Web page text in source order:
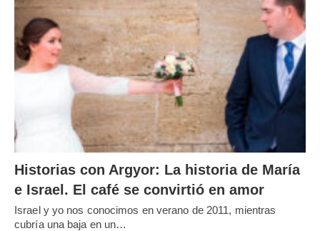
Historias con Argyor: La historia de María
e Israel. El café se convirtió en amor
Israel y yo nos conocimos en verano de 2011, mientras
cubría una baja en un…